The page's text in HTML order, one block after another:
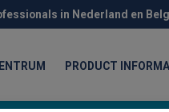
in Nederland en
PRODUCT